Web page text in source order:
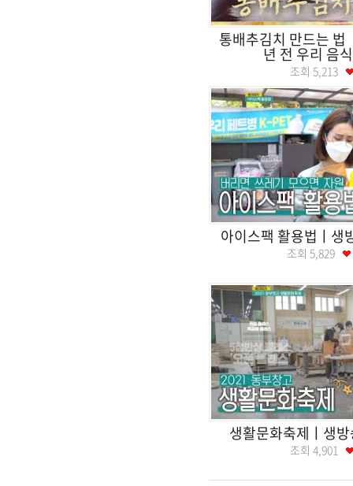
통배추김치 만드는 법
년 전 우리 음
조회 5,213
아이스팩 활용법ㅣ생
조회 5,829
생활문화축제ㅣ생
조회 4,901